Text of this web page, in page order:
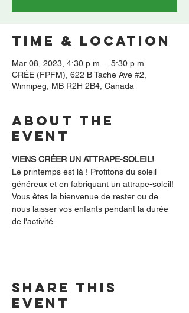
Time & Location
Mar 08, 2023, 4:30 p.m. – 5:30 p.m.
CRÉE (FPFM), 622 B Tache Ave #2,
Winnipeg, MB R2H 2B4, Canada
About the
event
VIENS CRÉER UN ATTRAPE-SOLEIL!
Le printemps est là ! Profitons du soleil
généreux et en fabriquant un attrape-soleil!
Vous êtes la bienvenue de rester ou de
nous laisser vos enfants pendant la durée
de l'activité.
Share this
event